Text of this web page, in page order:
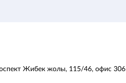
Жибек жолы, 115/46, офис 306